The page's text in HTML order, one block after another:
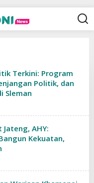
Terkini: Program
Politik, dan
Sleman
AHY:
Kekuatan,